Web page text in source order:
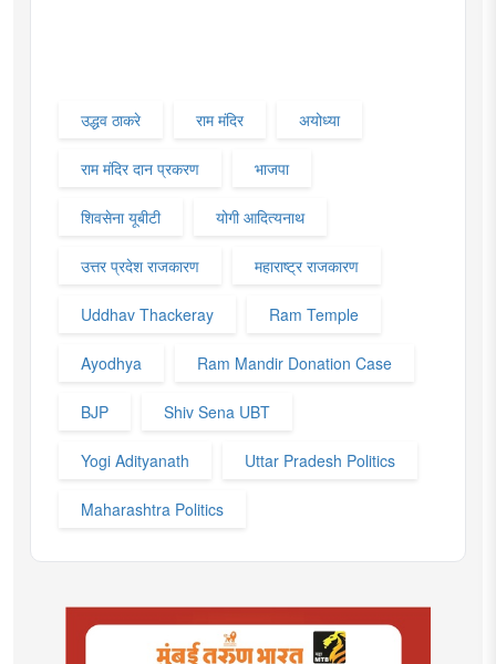
उद्धव ठाकरे राम मंदिर अयोध्या
राम मंदिर दान प्रकरण भाजपा
शिवसेना यूबीटी योगी आदित्यनाथ
उत्तर प्रदेश राजकारण महाराष्ट्र राजकारण
Uddhav Thackeray Ram Temple
Ayodhya Ram Mandir Donation Case
BJP Shiv Sena UBT
Yogi Adityanath Uttar Pradesh Politics
Maharashtra Politics